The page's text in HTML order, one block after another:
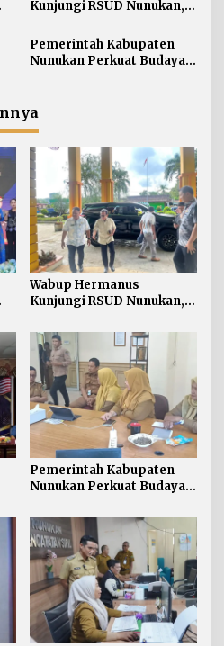
Kunjungi RSUD Nunukan,
Pelayanan Kesehatan
Pemerintah Kabupaten
Nunukan Perkuat Budaya
Wabup Hermanus
Kunjungi RSUD Nunukan,
Pelayanan Kesehatan
Pemerintah Kabupaten
Nunukan Perkuat Budaya
Publik